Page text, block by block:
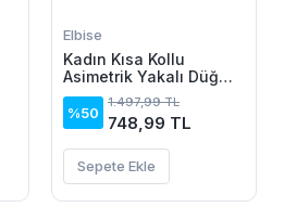
Elbise
Kadın Kısa Kollu
Asimetrik Yakalı Düğme
Detaylı Midi Viskon
Elbise
%50
1.497,99 TL
748,99 TL
Sepete Ekle